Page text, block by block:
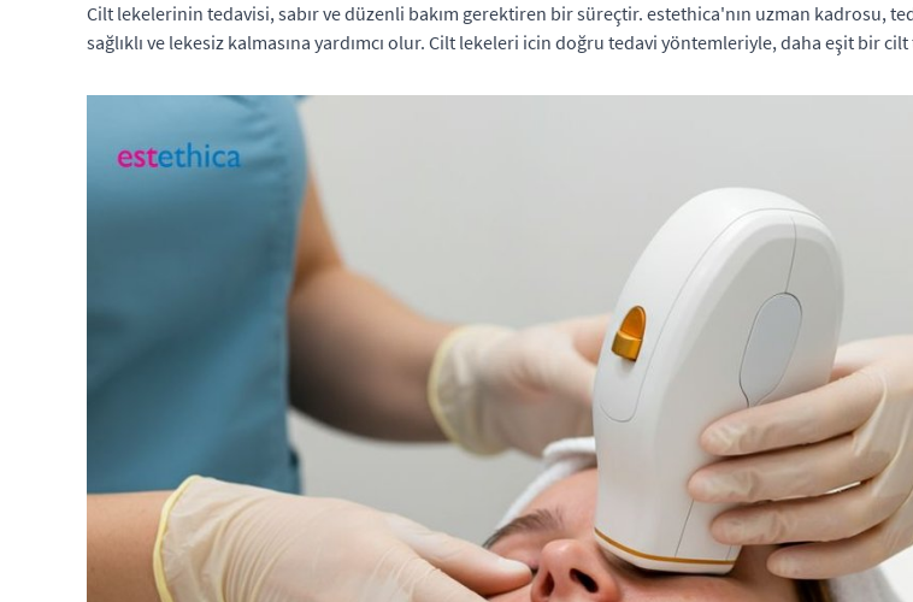
Cilt lekelerinin tedavisi, sabır ve düzenli bakım gerektiren bir süreçtir. estethica'nın uzman kadrosu,
sağlıklı ve lekesiz kalmasına yardımcı olur. Cilt lekeleri icin doğru tedavi yöntemleriyle, daha eşit bir